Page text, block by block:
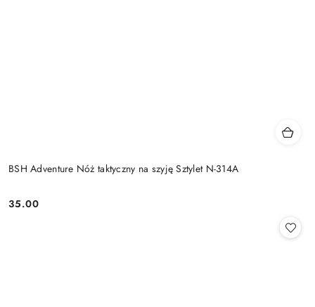
BSH Adventure Nóż taktyczny na szyję Sztylet N-314A
Cena:
35.00